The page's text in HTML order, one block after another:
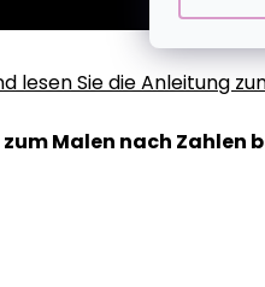
lesen Sie die Anleitung
zum Malen nach Zahlen